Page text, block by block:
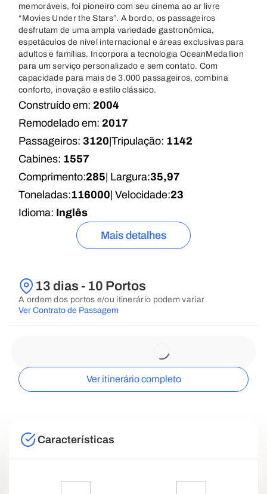
memoráveis, foi pioneiro com seu cinema ao ar livre
“Movies Under the Stars”. A bordo, os passageiros
desfrutam de uma ampla variedade gastronômica,
espetáculos de nível internacional e áreas exclusivas para
adultos e famílias. Incorpora a tecnologia OceanMedallion
para um serviço personalizado e sem contato. Com
capacidade para mais de 3.000 passageiros, combina
conforto, inovação e estilo clássico.
Construído em: 2004
Remodelado em: 2017
Passageiros: 3120 Tripulação: 1142
Cabines: 1557
Comprimento:285 | Largura:35,97
Toneladas:116000 | Velocidade:23
Idioma: Inglês
Mais detalhes
13 dias - 10 Portos
A ordem dos portos e/ou itinerário podem variar
Ver Contrato de Passagem
Ver itinerário completo
Características